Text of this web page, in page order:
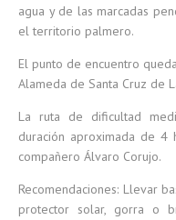
agua y de las marcadas
el territorio palmero.
El punto de encuentro
Alameda de Santa Cruz de
La ruta de dificultad
duración aproximada de 4
compañero Álvaro Corujo.
Recomendaciones: Llevar
protector solar, gorra o